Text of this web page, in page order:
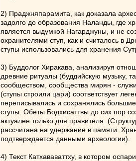
2) Праджняпарамита, как доказала
задолго до образования Наланды, где
является выдумкой Нагарджуны, и не
охранителями ступ, как и считалось в
ступы использовались для хранения
3) Буддолог Хиракава, анализируя
древние ритуалы (буддийскую музыку,
сообществом, сообщества мирян -
(ступы строили цари) соответствует
переписывались и сохранялись
ступы. Обеты Бодхисаттвы до сих пор
актуален только для правителя.
рассчитана на удержание в памяти.
подтверждается данными археологии).
4) Текст Катхававаттху, в котором